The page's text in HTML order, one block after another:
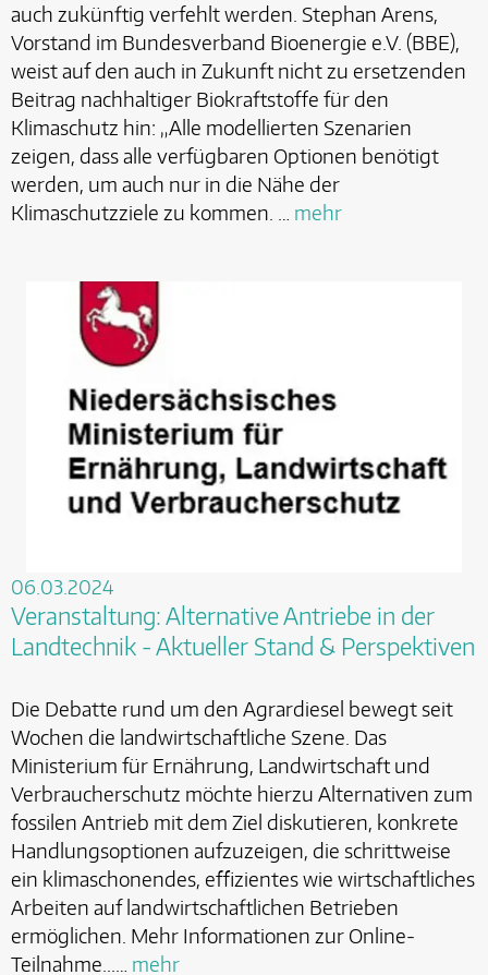
auch zukünftig verfehlt werden. Stephan Arens,
Vorstand im Bundesverband Bioenergie e.V. (BBE),
weist auf den auch in Zukunft nicht zu ersetzenden
Beitrag nachhaltiger Biokraftstoffe für den
Klimaschutz hin: „Alle modellierten Szenarien
zeigen, dass alle verfügbaren Optionen benötigt
werden, um auch nur in die Nähe der
Klimaschutzziele zu kommen. … mehr
06.03.2024
Veranstaltung: Alternative Antriebe in der
Landtechnik - Aktueller Stand & Perspektiven
Die Debatte rund um den Agrardiesel bewegt seit
Wochen die landwirtschaftliche Szene. Das
Ministerium für Ernährung, Landwirtschaft und
Verbraucherschutz möchte hierzu Alternativen zum
fossilen Antrieb mit dem Ziel diskutieren, konkrete
Handlungsoptionen aufzuzeigen, die schrittweise
ein klimaschonendes, effizientes wie wirtschaftliches
Arbeiten auf landwirtschaftlichen Betrieben
ermöglichen. Mehr Informationen zur Online-
Teilnahme...… mehr